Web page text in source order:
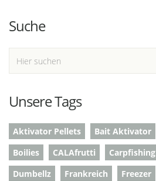
Suche
Unsere Tags
Aktivator Pellets Bait Aktivator
Boilies
CALAfrutti Carpfishing
Dumbellz
Frankreich Freezer